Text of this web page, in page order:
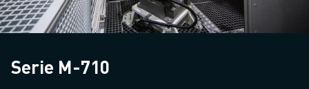
Serie M-710